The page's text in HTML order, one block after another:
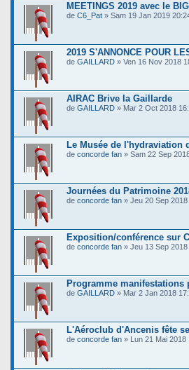
MEETINGS 2019 avec le
de C6_Pat » Sam 19 Jan 2019
2019 S'ANNONCE POUR
de GAILLARD » Ven 16 Nov 2018
AIRAC Brive la Gaillarde
de GAILLARD » Mar 2 Oct 2018
Le Musée de l'hydraviation
de concorde fan » Sam 22 Sep
Journées du Patrimoine
de concorde fan » Jeu 20 Sep
Exposition/conférence sur
de concorde fan » Jeu 13 Sep
Programme
de GAILLARD » Mar 2 Jan 2018
L'Aéroclub d'Ancenis fête
de concorde fan » Lun 21 Mai 2018